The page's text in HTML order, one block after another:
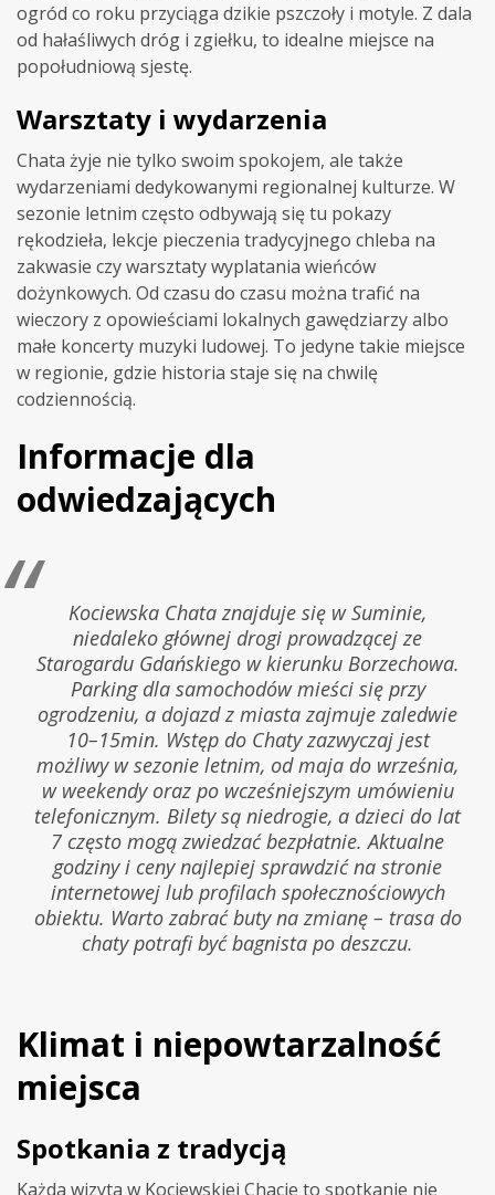
ogród co roku przyciąga dzikie pszczoły i motyle. Z dala
od hałaśliwych dróg i zgiełku, to idealne miejsce na
popołudniową sjestę.
Warsztaty i wydarzenia
Chata żyje nie tylko swoim spokojem, ale także
wydarzeniami dedykowanymi regionalnej kulturze. W
sezonie letnim często odbywają się tu pokazy
rękodzieła, lekcje pieczenia tradycyjnego chleba na
zakwasie czy warsztaty wyplatania wieńców
dożynkowych. Od czasu do czasu można trafić na
wieczory z opowieściami lokalnych gawędziarzy albo
małe koncerty muzyki ludowej. To jedyne takie miejsce
w regionie, gdzie historia staje się na chwilę
codziennością.
Informacje dla
odwiedzających
Kociewska Chata znajduje się w Suminie,
niedaleko głównej drogi prowadzącej ze
Starogardu Gdańskiego w kierunku Borzechowa.
Parking dla samochodów mieści się przy
ogrodzeniu, a dojazd z miasta zajmuje zaledwie
10–15min. Wstęp do Chaty zazwyczaj jest
możliwy w sezonie letnim, od maja do września,
w weekendy oraz po wcześniejszym umówieniu
telefonicznym. Bilety są niedrogie, a dzieci do lat
7 często mogą zwiedzać bezpłatnie. Aktualne
godziny i ceny najlepiej sprawdzić na stronie
internetowej lub profilach społecznościowych
obiektu. Warto zabrać buty na zmianę – trasa do
chaty potrafi być bagnista po deszczu.
Klimat i niepowtarzalność
miejsca
Spotkania z tradycją
Każda wizyta w Kociewskiej Chacie to spotkanie nie